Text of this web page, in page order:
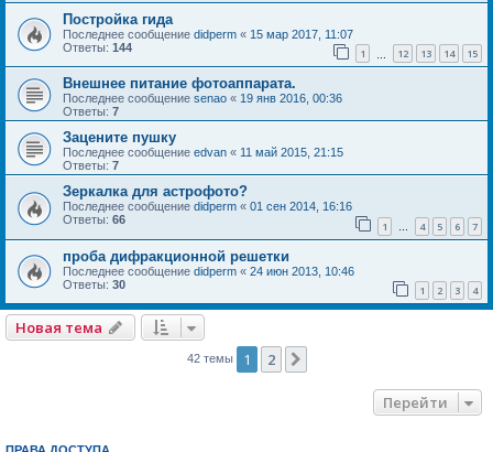
Постройка гида
Последнее сообщение didperm « 15 мар 2017, 11:07
Ответы: 144 1 12 13 14 15
Внешнее питание фотоаппарата.
Последнее сообщение senao « 19 янв 2016, 00:36
Ответы: 7
Зацените пушку
Последнее сообщение edvan « 11 май 2015, 21:15
Ответы: 7
Зеркалка для астрофото?
Последнее сообщение didperm « 01 сен 2014, 16:16
Ответы: 66 1 … 4 5 6 7
проба дифракционной решетки
Последнее сообщение didperm « 24 июн 2013, 10:46
Ответы: 30 1 2 3 4
Новая тема
42 темы 1 2
Перейти